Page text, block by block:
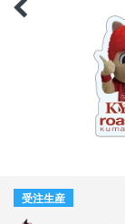
受注生産